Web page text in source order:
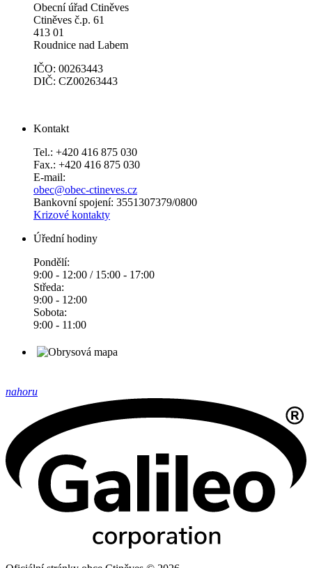
Obecní úřad Ctiněves
Ctiněves č.p. 61
413 01
Roudnice nad Labem
IČO: 00263443
DIČ: CZ00263443
Kontakt
Tel.: +420 416 875 030
Fax.: +420 416 875 030
E-mail:
obec@obec-ctineves.cz
Bankovní spojení: 3551307379/0800
Krizové kontakty
Úřední hodiny
Pondělí:
9:00 - 12:00 / 15:00 - 17:00
Středa:
9:00 - 12:00
Sobota:
9:00 - 11:00
nahoru